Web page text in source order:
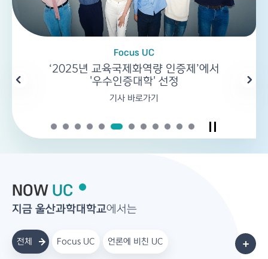
Focus UC
SK AX 'SKALA' 울산캠퍼스
'개방형 캠퍼스' 시대 본격화
관련 기사 바로가기
울산과학대학교
개교 53주년
Focus UC
2026학년도 신입생 충원율 100% 달성
기사 바로가기
Focus UC
전문대학으로는 유일 외국인 대상 석사과정
운영
'KOICA 전문인재 양성 프로그램 운영 연수기관' 선정
Focus UC
‘2025년 교육국제화역량 인증제’에서
'우수인증대학' 선정
기사 바로가기
Focus UC
법무부 '육성형 전문기술학과' 시범
운영대학 선정
기사 바로가기
Focus UC
'잡 올 케어' 프로그램으로 LIG넥스원 16명
합격 쾌거
관련기사 바로가기
Focus UC
동부캠퍼스에 울산 최초 경사형 엘리베이터
설치
이동 약자 및 학생 편의성 대폭 개선
Focus UC
미래모빌리티제조학과 고민철·오정철
졸업생
'대한민국 명장' 선정,
기사바로가기
Focus UC
'2025년 전문대학 혁신지원사업 성과평가'
전 영역 최고 'S'등급
2025년 사업비 94억 5천만원 확보
Focus UC
제51회 후기 학위수여식
전문기술석사 10명 첫 배출
관련기사 바로가기
NOW UC
지금 울산과학대학교에서는
전체 Focus UC 언론에 비친 UC